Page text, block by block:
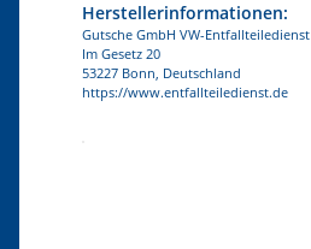
Herstellerinformationen:
Gutsche GmbH VW-Entfallteiledienst
Im Gesetz 20
53227 Bonn, Deutschland
https://www.entfallteiledienst.de